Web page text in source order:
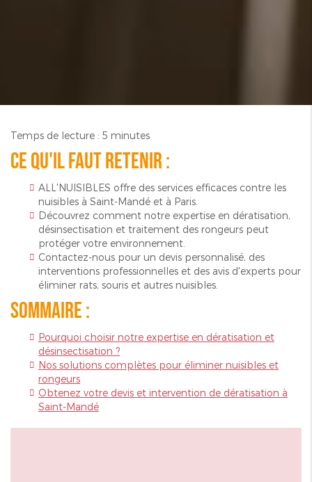
Temps de lecture : 5 minutes
Ce qu'il faut retenir :
ALL'NUISIBLES offre des services efficaces contre les
nuisibles à Saint-Mandé et à Paris.
Découvrez comment notre expertise en dératisation,
désinsectisation et traitement des rongeurs peut
protéger votre environnement.
Contactez-nous pour un devis personnalisé, des
interventions professionnelles et des avis d'experts pour
éliminer rats, souris et autres nuisibles.
Sommaire :
Pourquoi choisir notre expertise en dératisation et
désinsectisation ?
Nos solutions complètes pour éliminer nuisibles et
rongeurs
Obtenez votre devis et intervention de dératisation à
Saint-Mandé